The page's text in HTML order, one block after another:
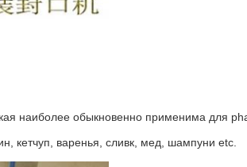
наиболее обыкновенно применима для
кетчуп, варенья, сливк, мед, шампуни etc.